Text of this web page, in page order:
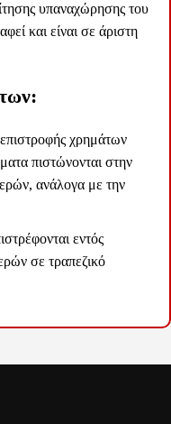
υπαναχώρησης του
και είναι σε άριστη
χρημάτων
πιστώνονται στην
ανάλογα με την
εντός
σε τραπεζικό